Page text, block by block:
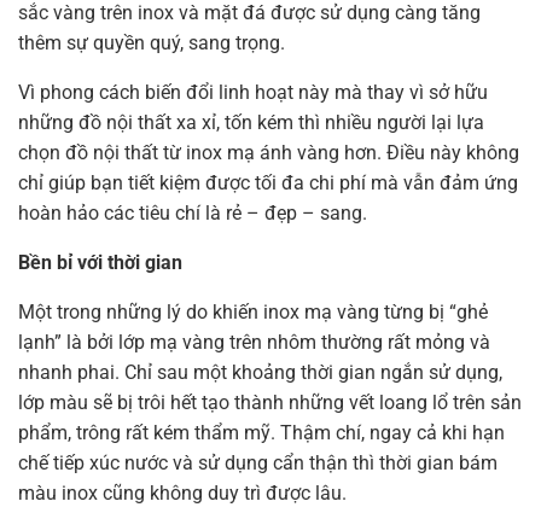
sắc vàng trên inox và mặt đá được sử dụng càng tăng
thêm sự quyền quý, sang trọng.
Vì phong cách biến đổi linh hoạt này mà thay vì sở hữu
những đồ nội thất xa xỉ, tốn kém thì nhiều người lại lựa
chọn đồ nội thất từ inox mạ ánh vàng hơn. Điều này không
chỉ giúp bạn tiết kiệm được tối đa chi phí mà vẫn đảm ứng
hoàn hảo các tiêu chí là rẻ – đẹp – sang.
Bền bỉ với thời gian
Một trong những lý do khiến inox mạ vàng từng bị “ghẻ
lạnh” là bởi lớp mạ vàng trên nhôm thường rất mỏng và
nhanh phai. Chỉ sau một khoảng thời gian ngắn sử dụng,
lớp màu sẽ bị trôi hết tạo thành những vết loang lổ trên sản
phẩm, trông rất kém thẩm mỹ. Thậm chí, ngay cả khi hạn
chế tiếp xúc nước và sử dụng cẩn thận thì thời gian bám
màu inox cũng không duy trì được lâu.